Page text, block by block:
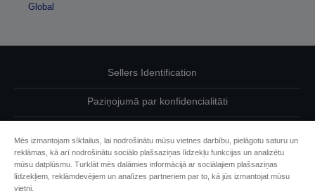
Global
Sellers Identification
Paziņojumā par konfidencialitāti
Sazinieties ar mums par saviem datiem
Mēs izmantojam sīkfailus, lai nodrošinātu mūsu vietnes darbību, pielāgotu saturu un
reklāmas, kā arī nodrošinātu sociālo plašsaziņas līdzekļu funkcijas un analizētu
mūsu datplūsmu. Turklāt mēs dalāmies informācijā ar sociālajiem plašsaziņas
līdzekļiem, reklāmdevējiem un analīzes partneriem par to, kā jūs izmantojat mūsu
vietni.